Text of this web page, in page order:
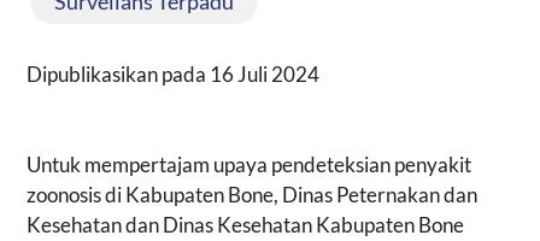
Dipublikasikan pada 16 Juli 2024
Untuk mempertajam upaya pendeteksian penyakit
zoonosis di Kabupaten Bone, Dinas Peternakan dan
Kesehatan dan Dinas Kesehatan Kabupaten Bone